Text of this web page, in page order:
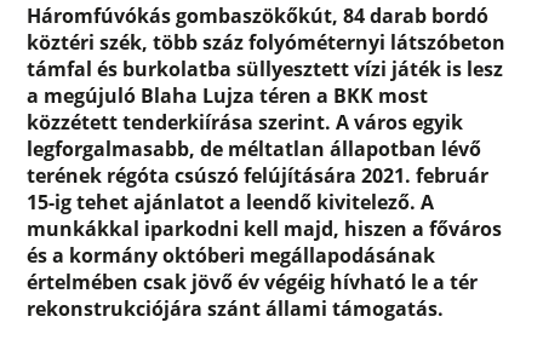
Háromfúvókás gombaszökőkút, 84 darab bordó
köztéri szék, több száz folyóméternyi látszóbeton
támfal és burkolatba süllyesztett vízi játék is lesz
a megújuló Blaha Lujza téren a BKK most
közzétett tenderkiírása szerint. A város egyik
legforgalmasabb, de méltatlan állapotban lévő
terének régóta csúszó felújítására 2021. február
15-ig tehet ajánlatot a leendő kivitelező. A
munkákkal iparkodni kell majd, hiszen a főváros
és a kormány októberi megállapodásának
értelmében csak jövő év végéig hívható le a tér
rekonstrukciójára szánt állami támogatás.